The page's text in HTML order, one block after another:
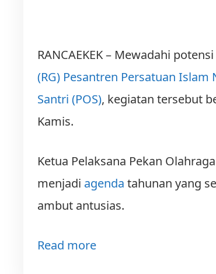
RANCAEKEK – Mewadahi
(RG) Pesantren Persa­tuan Islam
Santri (POS), kegiatan tersebut
Kamis.
Ketua Pelaksana Pekan
menjadi agenda tahunan yang
ambut antusias.
Read more